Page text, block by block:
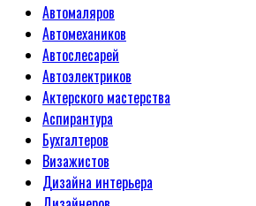
Автомаляров
Автомехаников
Автослесарей
Автоэлектриков
Актерского мастерства
Аспирантура
Бухгалтеров
Визажистов
Дизайна интерьера